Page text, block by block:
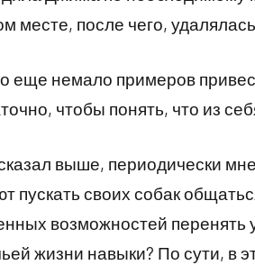
месте, после чего,
еще немало примеров
чтобы понять, что из
выше, периодически
пускать своих собак
возможностей перенять
жизни навыки? По сути, в